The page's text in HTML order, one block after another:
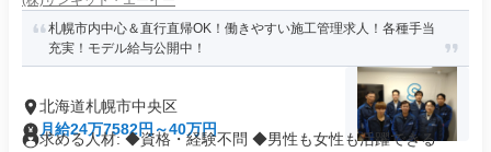
札幌市内中心＆直行直帰OK！働きやすい施工管理求人！各種手当
充実！モデル給与公開中！
北海道札幌市中央区
月給24万7582円～40万円
求める人材: ◆資格・経験不問 ◆男性も女性も活躍できる